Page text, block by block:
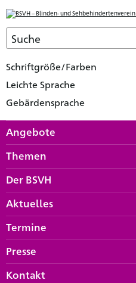
Schriftgröße/Farben
Leichte Sprache
Gebärdensprache
Angebote
Themen
Der BSVH
Aktuelles
Termine
Presse
Kontakt